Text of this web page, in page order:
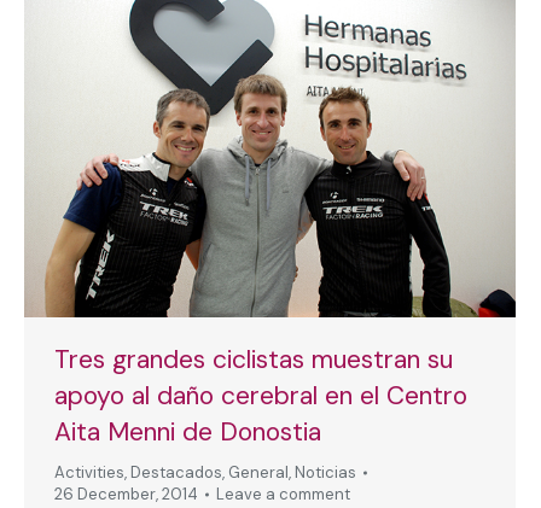
Tres grandes ciclistas muestran su
apoyo al daño cerebral en el Centro
Aita Menni de Donostia
Activities, Destacados, General, Noticias
26 December, 2014
Leave a comment